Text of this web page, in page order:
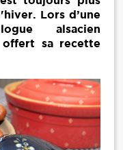
Lors d’une
alsacien
sa recette